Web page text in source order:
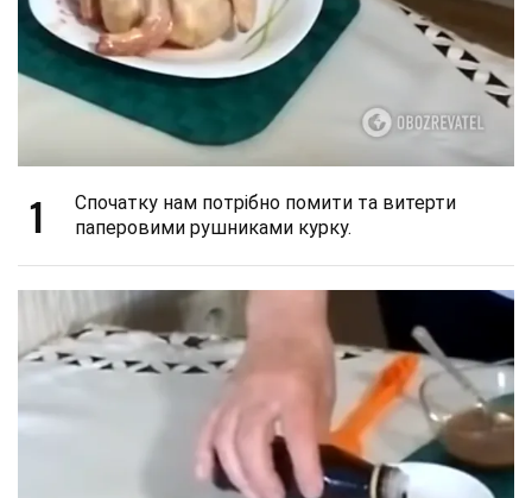
1
Спочатку нам потрібно помити та витерти
паперовими рушниками курку.